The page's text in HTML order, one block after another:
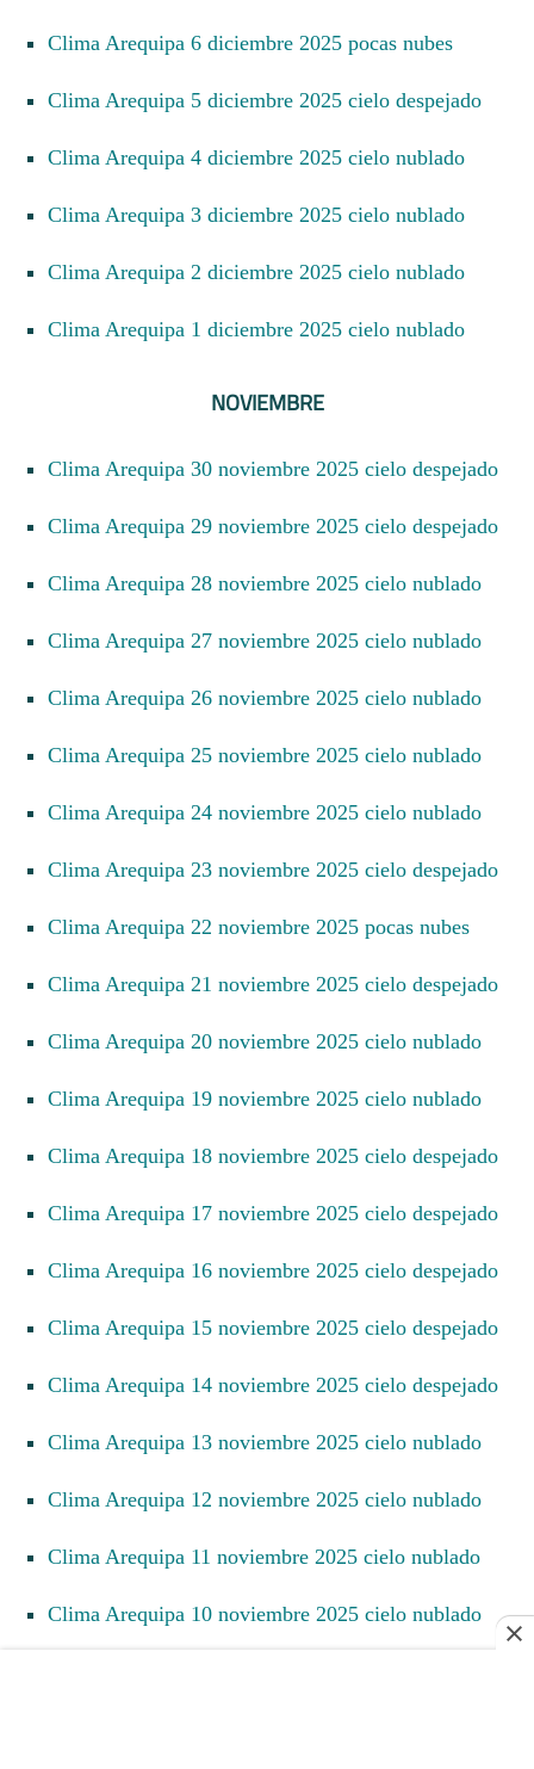
Clima Arequipa 6 diciembre 2025 pocas nubes
Clima Arequipa 5 diciembre 2025 cielo despejado
Clima Arequipa 4 diciembre 2025 cielo nublado
Clima Arequipa 3 diciembre 2025 cielo nublado
Clima Arequipa 2 diciembre 2025 cielo nublado
Clima Arequipa 1 diciembre 2025 cielo nublado
NOVIEMBRE
Clima Arequipa 30 noviembre 2025 cielo despejado
Clima Arequipa 29 noviembre 2025 cielo despejado
Clima Arequipa 28 noviembre 2025 cielo nublado
Clima Arequipa 27 noviembre 2025 cielo nublado
Clima Arequipa 26 noviembre 2025 cielo nublado
Clima Arequipa 25 noviembre 2025 cielo nublado
Clima Arequipa 24 noviembre 2025 cielo nublado
Clima Arequipa 23 noviembre 2025 cielo despejado
Clima Arequipa 22 noviembre 2025 pocas nubes
Clima Arequipa 21 noviembre 2025 cielo despejado
Clima Arequipa 20 noviembre 2025 cielo nublado
Clima Arequipa 19 noviembre 2025 cielo nublado
Clima Arequipa 18 noviembre 2025 cielo despejado
Clima Arequipa 17 noviembre 2025 cielo despejado
Clima Arequipa 16 noviembre 2025 cielo despejado
Clima Arequipa 15 noviembre 2025 cielo despejado
Clima Arequipa 14 noviembre 2025 cielo despejado
Clima Arequipa 13 noviembre 2025 cielo nublado
Clima Arequipa 12 noviembre 2025 cielo nublado
Clima Arequipa 11 noviembre 2025 cielo nublado
Clima Arequipa 10 noviembre 2025 cielo nublado